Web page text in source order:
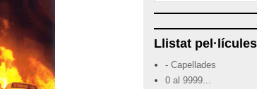
Llistat
- Capellades
0 al 9999...